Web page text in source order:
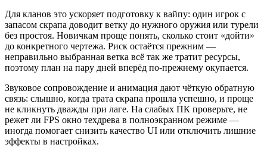
Для кланов это ускоряет подготовку к вайпу: один игрок с
запасом скрапа доводит ветку до нужного оружия или турели
без простоя. Новичкам проще понять, сколько стоит «дойти»
до конкретного чертежа. Риск остаётся прежним —
неправильно выбранная ветка всё так же тратит ресурсы,
поэтому план на пару дней вперёд по-прежнему окупается.
Звуковое сопровождение и анимация дают чёткую обратную
связь: слышно, когда трата скрапа прошла успешно, и проще
не кликнуть дважды при лаге. На слабых ПК проверьте, не
режет ли FPS окно техдрева в полноэкранном режиме —
иногда помогает снизить качество UI или отключить лишние
эффекты в настройках.